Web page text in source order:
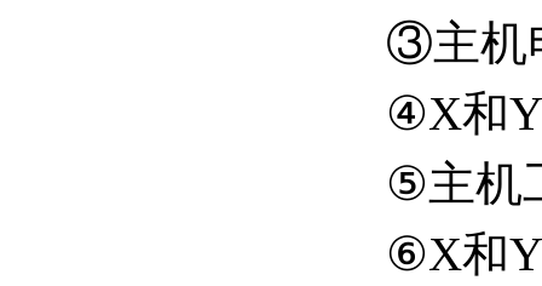
③主机
④X和Y
⑤主机
⑥X和Y